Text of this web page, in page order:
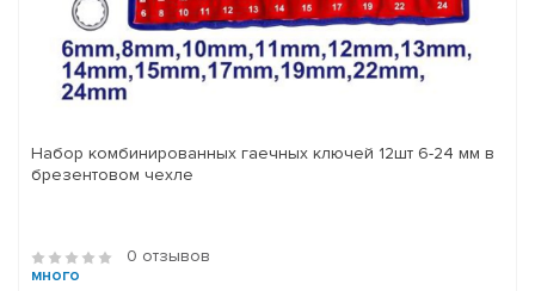
Набор комбинированных гаечных ключей 12шт 6-24 мм в
брезентовом чехле
0 отзывов
много